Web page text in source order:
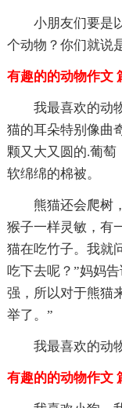
小朋友们要是
个动物？你们就说
有趣的的动物作文
我最喜欢的动
猫的耳朵特别像曲
颗又大又圆的.葡萄
软绵绵的棉被。
熊猫还会爬树
猴子一样灵敏，有
猫在吃竹子。我就
吃下去呢？”妈妈
强，所以对于熊猫
举了。”
我最喜欢的动
有趣的的动物作文